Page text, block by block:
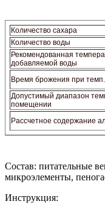
Количество сахара
Количество воды
Рекомендованная
добавляемой воды
Время брожения при темп.
Допустимый диапазон
помещении
Рассчетное содержание
Состав: питательные
микроэлементы,
Инструкция: